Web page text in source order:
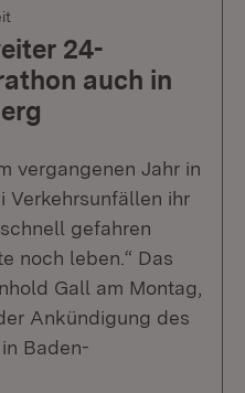
24-
auch in
vergangenen Jahr in
Verkehrsunfällen ihr
gefahren
noch leben.“ Das
Gall am Montag,
Ankündigung des
Baden-